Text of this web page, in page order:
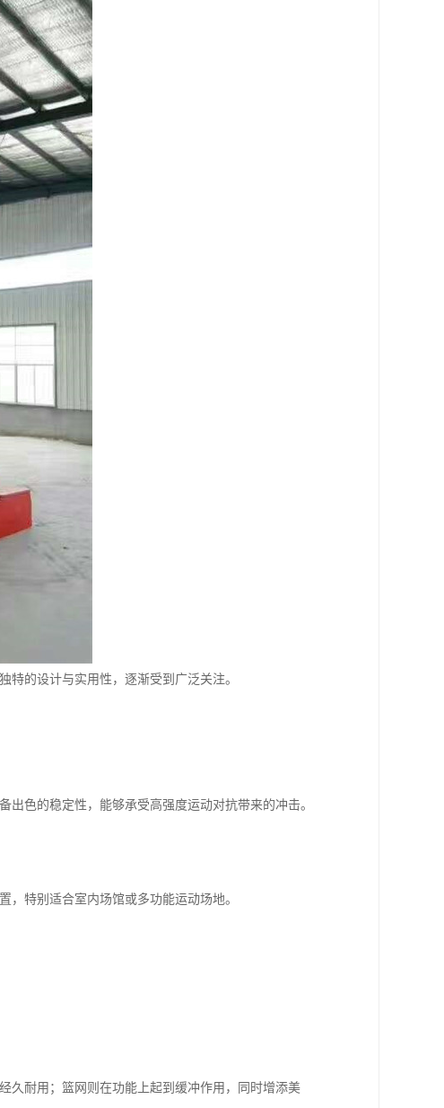
特的设计与实用性，逐渐受到广泛关注。
色的稳定性，能够承受高强度运动对抗带来的冲击。
特别适合室内场馆或多功能运动场地。
久耐用；篮网则在功能上起到缓冲作用，同时增添美